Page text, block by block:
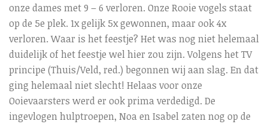
onze dames met 9 – 6 verloren. Onze Rooie vogels staat
op de 5e plek. 1x gelijk 5x gewonnen, maar ook 4x
verloren. Waar is het feestje? Het was nog niet helemaal
duidelijk of het feestje wel hier zou zijn. Volgens het TV
principe (Thuis/Veld, red.) begonnen wij aan slag. En dat
ging helemaal niet slecht! Helaas voor onze
Ooievaarsters werd er ook prima verdedigd. De
ingevlogen hulptroepen, Noa en Isabel zaten nog op de